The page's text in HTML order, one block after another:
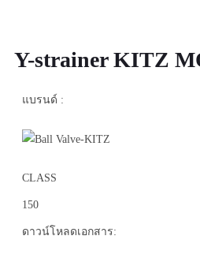
Y-strainer KITZ
แบรนด์ :
CLASS
150
ดาวน์โหลดเอกสาร: